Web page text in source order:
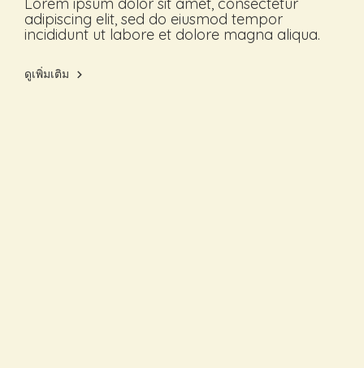
adipiscing elit, sed do eiusmod tempor
incididunt ut labore et dolore magna aliqua.
ดูเพิ่มเติม